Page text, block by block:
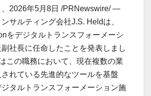
、2026年5月8日 /PRNewswire/ —
サルティング会社J.S. Heldは、
をデジタルトランスフォーメーシ
副社長に任命したことを発表しまし
この職務において、現在複数の業
れている先進的なツールを基盤
タルトランスフォーメーション施